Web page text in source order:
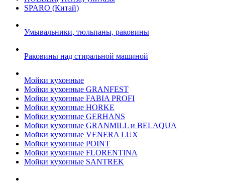
SPARO (Китай)
Умывальники, тюльпаны, раковины
Раковины над стиральной машиной
Мойки кухонные
Мойки кухонные GRANFEST
Мойки кухонные FABIA PROFI
Мойки кухонные HORKE
Мойки кухонные GERHANS
Мойки кухонные GRANMILL и BELAQUA
Мойки кухонные VENERA LUX
Мойки кухонные POINT
Мойки кухонные FLORENTINA
Мойки кухонные SANTREK